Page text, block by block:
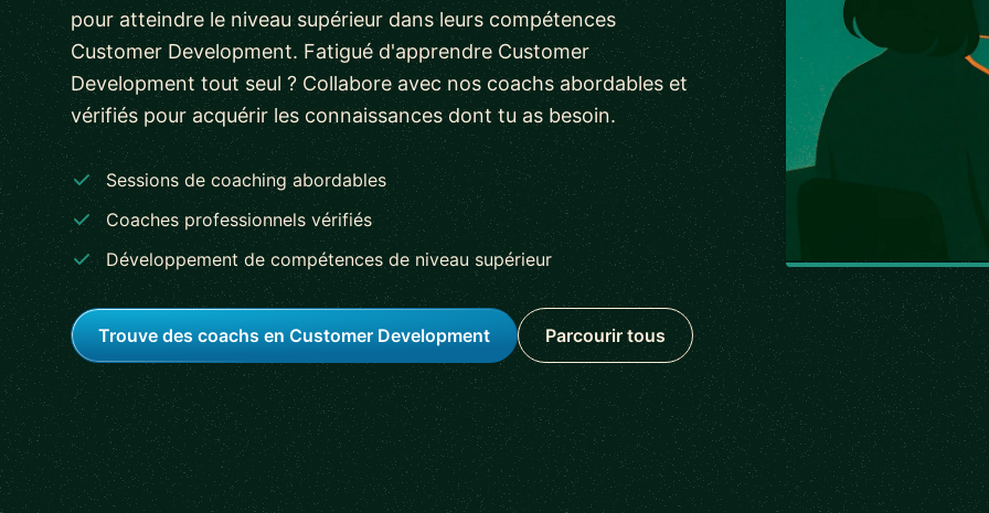
pour atteindre le niveau supérieur dans leurs compétences
Customer Development. Fatigué d'apprendre Customer
Development tout seul ? Collabore avec nos coachs abordables et
vérifiés pour acquérir les connaissances dont tu as besoin.
Sessions de coaching abordables
Coaches professionnels vérifiés
Développement de compétences de niveau supérieur
Trouve des coachs en Customer Development Parcourir tous